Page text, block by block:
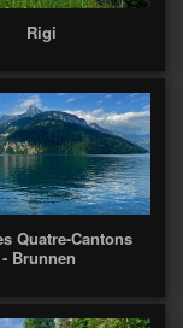
Rigi
Quatre-Cantons
- Brunnen